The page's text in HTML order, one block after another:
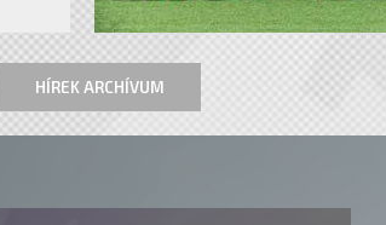
HÍREK ARCHÍVUM